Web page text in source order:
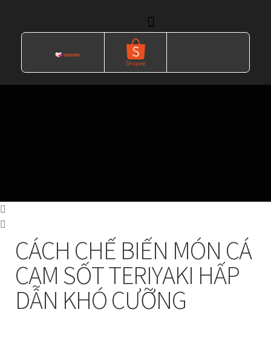
CÁCH CHẾ BIẾN MÓN CÁ
CAM SỐT TERIYAKI HẤP
DẪN KHÓ CƯỠNG